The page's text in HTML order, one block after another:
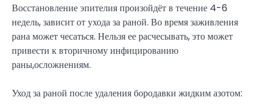
Восстановление эпителия произойдёт в течение 4-6
недель, зависит от ухода за раной. Во время заживления
рана может чесаться. Нельзя ее расчесывать, это может
привести к вторичному инфицированию
раны,осложнениям.
Уход за раной после удаления бородавки жидким азотом: